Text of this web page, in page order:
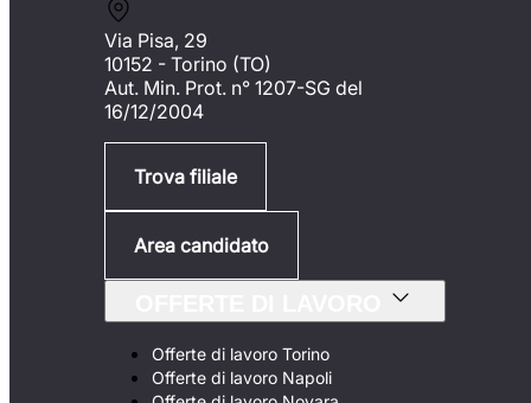
Via Pisa, 29
10152 - Torino (TO)
Aut. Min. Prot. n° 1207-SG del
16/12/2004
Trova filiale
Area candidato
Offerte di lavoro Torino
Offerte di lavoro Napoli